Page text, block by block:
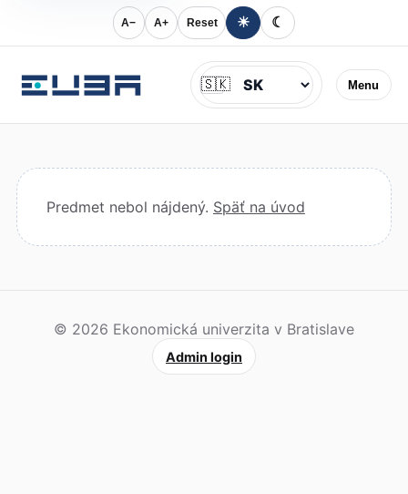
A− A+ Reset ☀ ☾
Menu
Jazyk
🇸🇰
Predmet nebol nájdený. Späť na úvod
© 2026 Ekonomická univerzita v Bratislave
Admin login